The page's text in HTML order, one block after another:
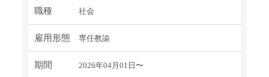
職種 社会
雇用形態 専任教諭
期間 2026年04月01日〜